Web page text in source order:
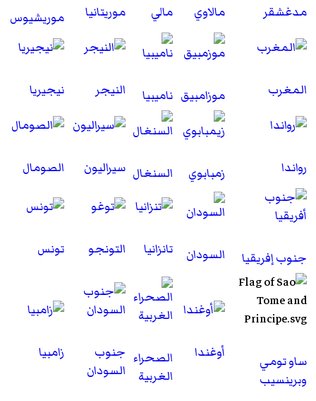
مدغشقر مالاوي مالي موريتانيا موريشيوس
المغرب موزامبيق ناميبيا النيجر نيجيريا
رواندا زمبابوي السنغال سيراليون الصومال
جنوب إفريقيا السودان تانزانيا التونجو تونس
ساو تومي
وبرينسيب
أوغندا
الصحراء
الغربية
جنوب
السودان
زامبيا